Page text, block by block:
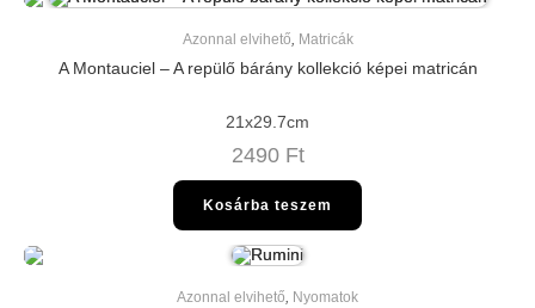
Azonnal elvihető Matricák
A Montauciel – A repülő bárány kollekció képei matricán
21x29.7cm
2490 Ft
Kosárba teszem
Azonnal elvihető, Nyomatok